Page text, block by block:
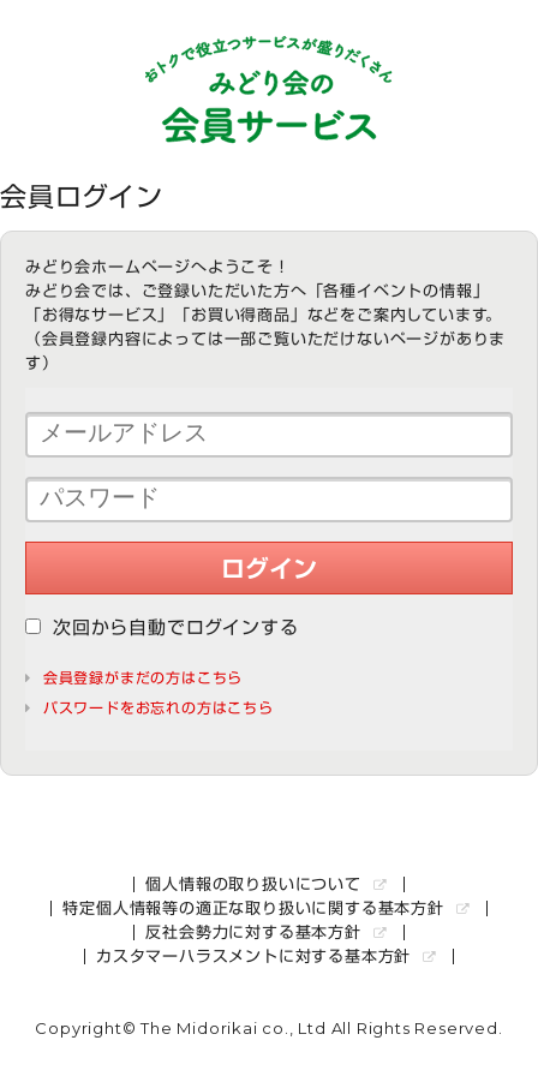
会員ログイン
みどり会ホームページへようこそ！
みどり会では、ご登録いただいた方へ「各種イベントの情報」
「お得なサービス」「お買い得商品」などをご案内しています。
（会員登録内容によっては一部ご覧いただけないページがありま
す）
ログイン
次回から自動でログインする
会員登録がまだの方はこちら
パスワードをお忘れの方はこちら
個人情報の取り扱いについて
特定個人情報等の適正な取り扱いに関する基本方針
反社会勢力に対する基本方針
カスタマーハラスメントに対する基本方針
Copyright© The Midorikai co., Ltd All Rights Reserved.